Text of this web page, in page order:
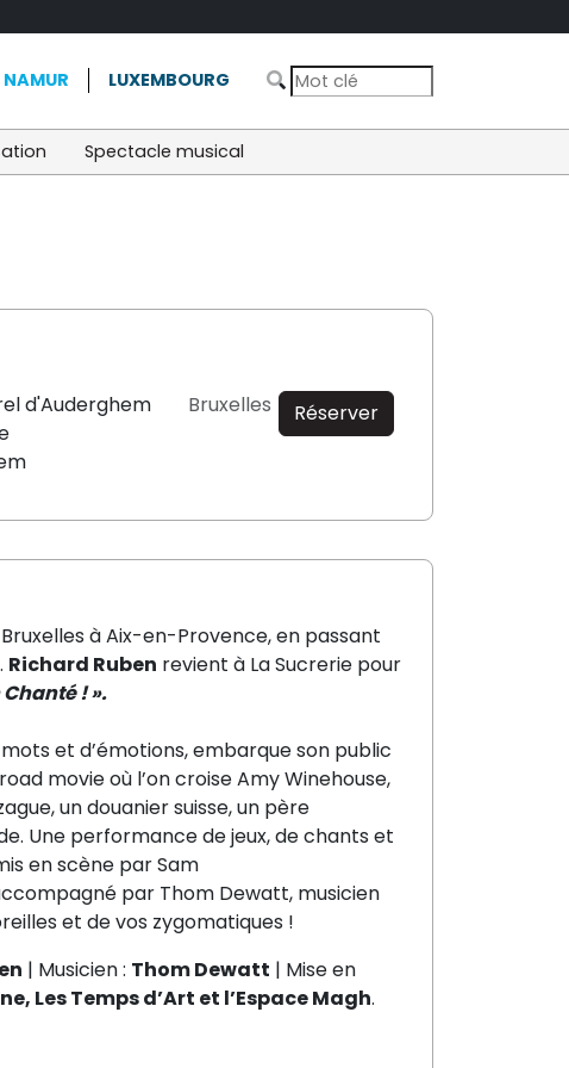
NAMUR LUXEMBOURG
Spectacle musical
d'Auderghem
Bruxelles Réserver
à Aix-en-Provence, en passant
Richard Ruben revient à La Sucrerie pour
Chanté ! ».
et d’émotions, embarque son public
movie où l’on croise Amy Winehouse,
un douanier suisse, un père
Une performance de jeux, de chants et
en scène par Sam
par Thom Dewatt, musicien
et de vos zygomatiques !
| Musicien : Thom Dewatt | Mise en
Les Temps d’Art et l’Espace Magh.